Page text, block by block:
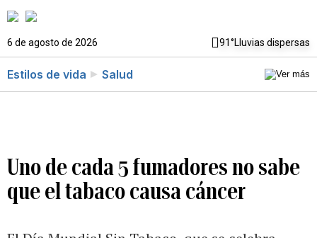
6 de agosto de 2026 91°Lluvias dispersas
Estilos de vida Salud
Uno de cada 5 fumadores no sabe
que el tabaco causa cáncer